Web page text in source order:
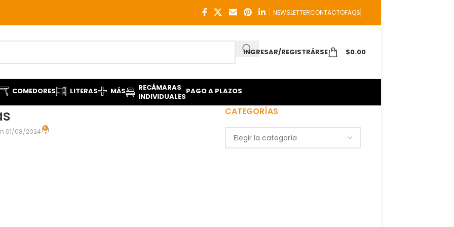
NEWSLETTERCONTACTOFAQS
INGRESAR/REGISTRÁRSE $0.00
COMEDORES LITERAS MÁS
RECÁMARAS
INDIVIDUALES
PAGO A PLAZOS
01/08/2024 0
CATEGORÍAS